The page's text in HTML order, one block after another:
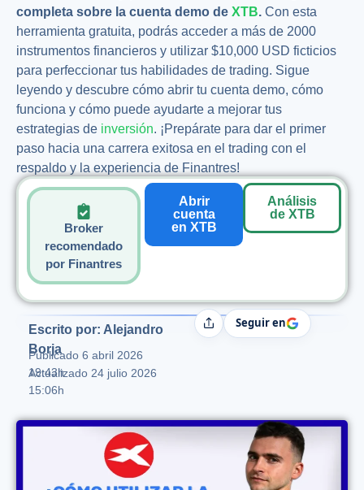
completa sobre la cuenta demo de XTB. Con esta
herramienta gratuita, podrás acceder a más de 2000
instrumentos financieros y utilizar $10,000 USD ficticios
para perfeccionar tus habilidades de trading. Sigue
leyendo y descubre cómo abrir tu cuenta demo, cómo
funciona y cómo puede ayudarte a mejorar tus
estrategias de inversión. ¡Prepárate para dar el primer
paso hacia una carrera exitosa en el trading con el
respaldo y la experiencia de Finantres!
Broker
recomendado
por Finantres
Abrir
cuenta
en XTB
Análisis
de XTB
Escrito por: Alejandro
Borja
Publicado 6 abril 2026
19:43h
Actualizado 24 julio 2026
15:06h
CompartirSeguir en